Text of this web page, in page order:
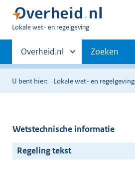
U
hier:
Lokale wet- en regelgeving
Primaire
navigatie
Andere
sites
binnen
Overheid.nl Zoeken
U bent hier: Lokale wet- en regelgeving
Wetstechnische informatie
Regeling tekst